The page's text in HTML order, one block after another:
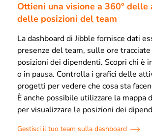
Ottieni una visione a 360°
delle posizioni del team
La dashboard di Jibble fornisce dati
presenze del team, sulle ore
posizioni dei dipendenti. Scopri chi è
o in pausa. Controlla i grafici delle
progetti per vedere che cosa sta
È anche possibile utilizzare la mappa
per visualizzare le posizioni dei
Gestisci il tuo team sulla dashboard